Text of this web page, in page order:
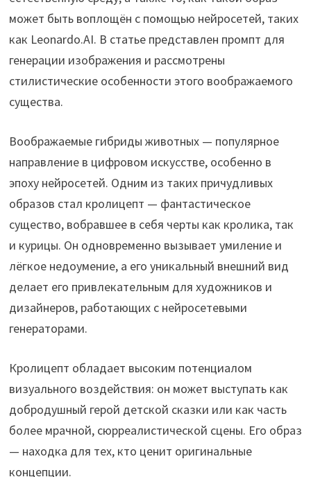
может быть воплощён с помощью нейросетей, таких
как Leonardo.AI. В статье представлен промпт для
генерации изображения и рассмотрены
стилистические особенности этого воображаемого
существа.
Воображаемые гибриды животных — популярное
направление в цифровом искусстве, особенно в
эпоху нейросетей. Одним из таких причудливых
образов стал кролицепт — фантастическое
существо, вобравшее в себя черты как кролика, так
и курицы. Он одновременно вызывает умиление и
лёгкое недоумение, а его уникальный внешний вид
делает его привлекательным для художников и
дизайнеров, работающих с нейросетевыми
генераторами.
Кролицепт обладает высоким потенциалом
визуального воздействия: он может выступать как
добродушный герой детской сказки или как часть
более мрачной, сюрреалистической сцены. Его образ
— находка для тех, кто ценит оригинальные
концепции.